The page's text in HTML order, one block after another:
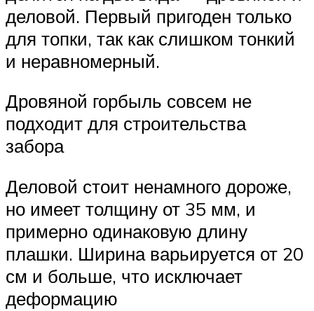
деловой. Первый пригоден только
для топки, так как слишком тонкий
и неравномерный.
Дровяной горбыль совсем не
подходит для строительства
забора
Деловой стоит ненамного дороже,
но имеет толщину от 35 мм, и
примерно одинаковую длину
плашки. Ширина варьируется от 20
см и больше, что исключает
деформацию